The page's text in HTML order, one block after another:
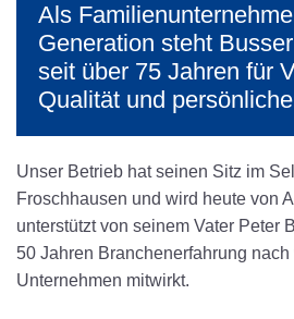
Als
Generation steht
seit über 75 Jahren für
Qualität und
Unser Betrieb hat seinen Sitz im
Froschhausen und wird heute von
unterstützt von seinem Vater Peter
50 Jahren Branchenerfahrung
Unternehmen mitwirkt.